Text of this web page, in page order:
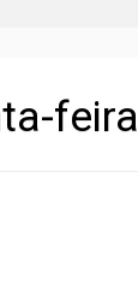
feira